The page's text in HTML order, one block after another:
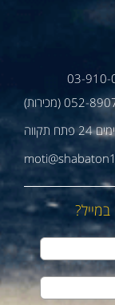
03-910-
(מכירות)